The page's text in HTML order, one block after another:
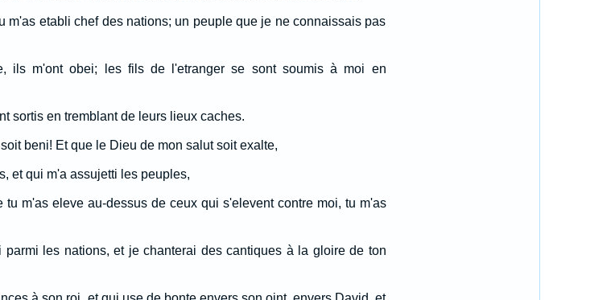
m'as etabli chef des nations; un peuple que je ne connaissais pas
ils m'ont obei; les fils de l'etranger se sont soumis à moi en
sortis en tremblant de leurs lieux caches.
beni! Et que le Dieu de mon salut soit exalte,
et qui m'a assujetti les peuples,
m'as eleve au-dessus de ceux qui s'elevent contre moi, tu m'as
les nations, et je chanterai des cantiques à la gloire de ton